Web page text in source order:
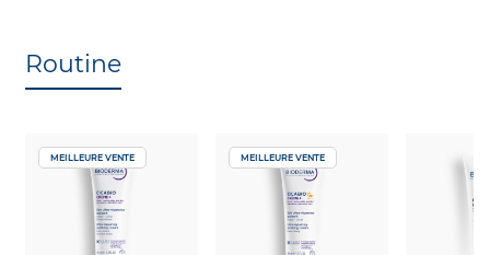
Routine
MEILLEURE VENTE MEILLEURE VENTE